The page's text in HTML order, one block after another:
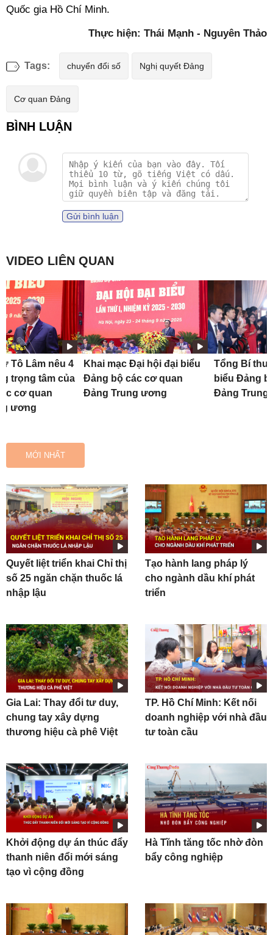
Quốc gia Hồ Chí Minh.
Thực hiện: Thái Mạnh - Nguyên Thảo
Tags: chuyển đổi số Nghị quyết Đảng
Cơ quan Đảng
Gửi bình luận
VIDEO LIÊN QUAN
Tô Lâm nêu 4
trọng tâm của
cơ quan
ương
Khai mạc Đại hội đại biểu
Đảng bộ các cơ quan
Đảng Trung ương
Tổng Bí thư
biểu Đảng
Đảng Trung
MỚI NHẤT
Quyết liệt triển khai Chỉ thị
số 25 ngăn chặn thuốc lá
nhập lậu
Tạo hành lang pháp lý
cho ngành dầu khí phát
triển
Gia Lai: Thay đổi tư duy,
chung tay xây dựng
thương hiệu cà phê Việt
TP. Hồ Chí Minh: Kết nối
doanh nghiệp với nhà đầu
tư toàn cầu
Khởi động dự án thúc đẩy
thanh niên đổi mới sáng
tạo vì cộng đồng
Hà Tĩnh tăng tốc nhờ đòn
bẩy công nghiệp